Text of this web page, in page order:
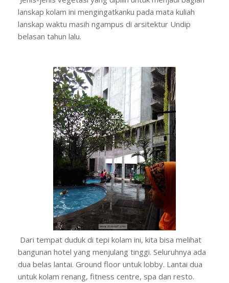
lanskap kolam ini mengingatkanku pada mata kuliah
lanskap waktu masih ngampus di arsitektur Undip
belasan tahun lalu.
Dari tempat duduk di tepi kolam ini, kita bisa melihat
bangunan hotel yang menjulang tinggi. Seluruhnya ada
dua belas lantai. Ground floor untuk lobby. Lantai dua
untuk kolam renang, fitness centre, spa dan resto.